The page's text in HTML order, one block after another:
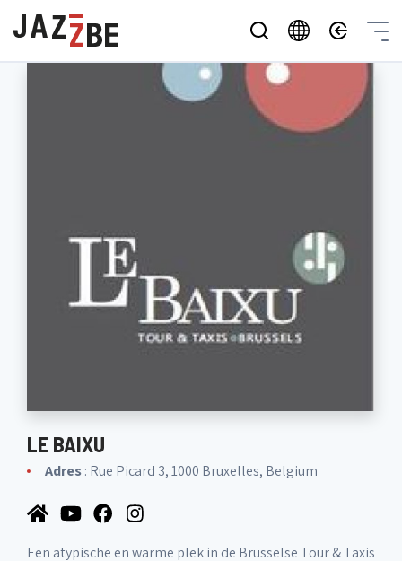
LE BAIXU
Adres: Rue Picard 3, 1000 Bruxelles, Belgium
Een atypische en warme plek in de Brusselse Tour & Taxis